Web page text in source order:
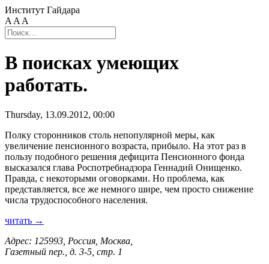
Институт Гайдара
A A A
В поисках умеющих
работать.
Thursday, 13.09.2012, 00:00
Полку сторонников столь непопулярной меры, как
увеличение пенсионного возраста, прибыло. На этот раз в
пользу подобного решения дефицита Пенсионного фонда
высказался глава Роспотребнадзора Геннадий Онищенко.
Правда, с некоторыми оговорками. Но проблема, как
представляется, все же немного шире, чем просто снижение
числа трудоспособного населения.
читать →
Адрес: 125993, Россия, Москва,
Газетный пер., д. 3-5, стр. 1